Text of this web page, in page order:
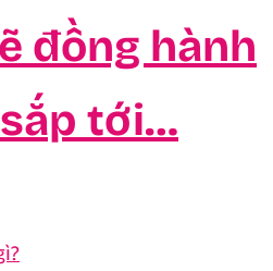
đồng hành
tới…